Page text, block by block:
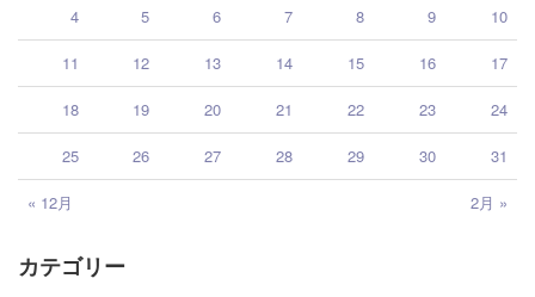
« 12月 2月 »
4 5 6 7 8 9 10
11 12 13 14 15 16 17
18 19 20 21 22 23 24
25 26 27 28 29 30 31
カテゴリー